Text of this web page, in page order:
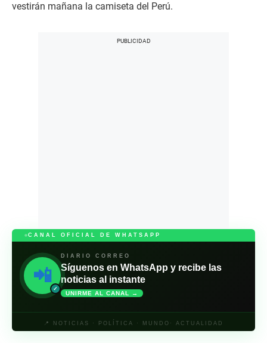
vestirán mañana la camiseta del Perú.
CANAL OFICIAL DE WHATSAPP
📲
✓
DIARIO CORREO
Síguenos en WhatsApp y recibe las
noticias al instante
UNIRME AL CANAL →
📍 NOTICIAS · POLÍTICA · MUNDO· ACTUALIDAD